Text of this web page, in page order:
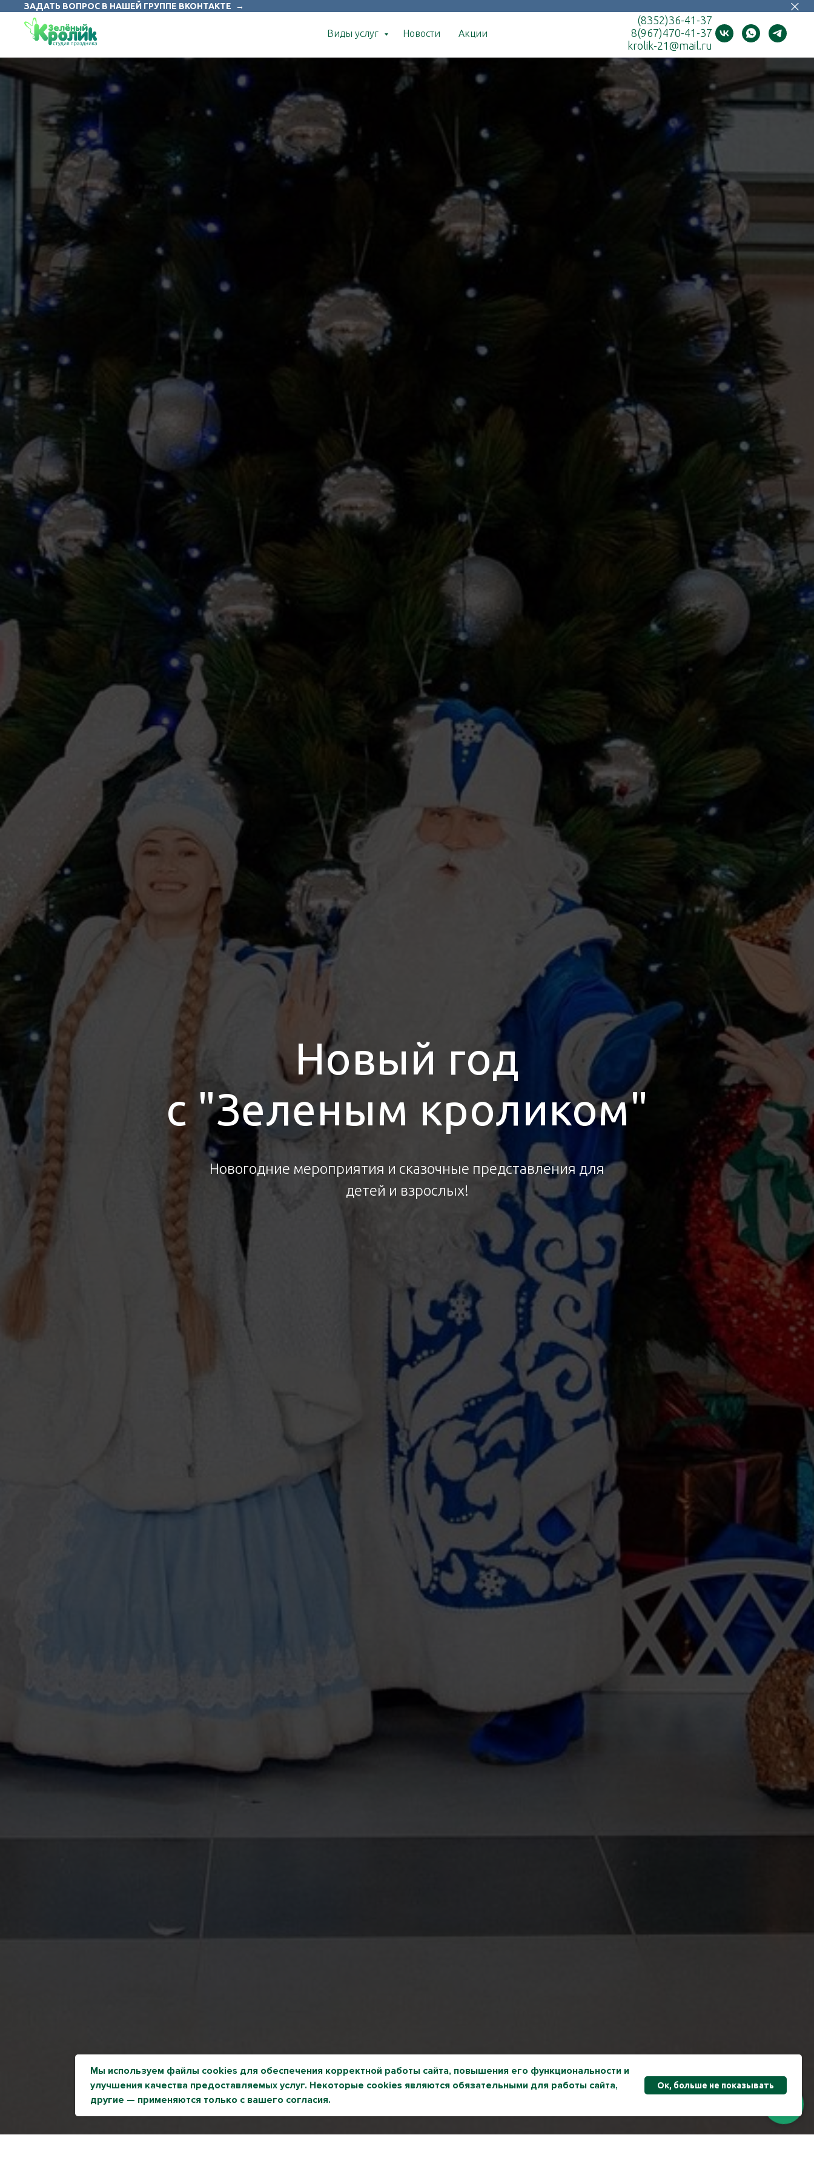
ЗАДАТЬ ВОПРОС В НАШЕЙ ГРУППЕ ВКОНТАКТЕ
Виды услуг Новости Акции
(8352)36-41-37
8(967)470-41-37
krolik-21@mail.ru
Новый год
с "Зеленым кроликом"
Новогодние мероприятия и сказочные представления для
детей и взрослых!
Мы используем файлы cookies для обеспечения корректной работы сайта, повышения его функциональности и
улучшения качества предоставляемых услуг. Некоторые cookies являются обязательными для работы сайта,
другие — применяются только с вашего согласия.
Ок, больше не показывать